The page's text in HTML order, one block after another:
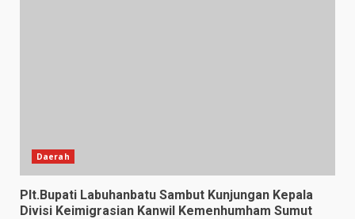
Daerah
Plt.Bupati Labuhanbatu Sambut Kunjungan Kepala
Divisi Keimigrasian Kanwil Kemenhumham Sumut